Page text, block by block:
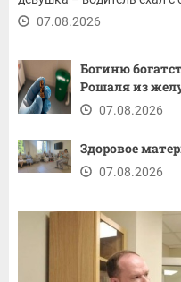
07.08.2026
Богиню
Рошаля из
07.08.2026
Здоровое
07.08.2026